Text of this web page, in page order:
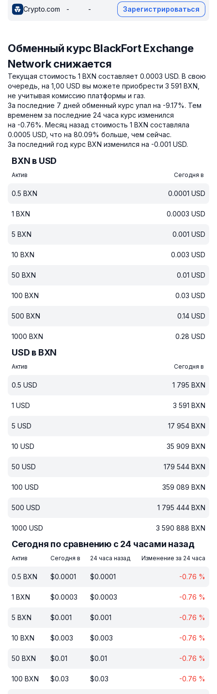
Crypto.com - - Зарегистрироваться
Обменный курс BlackFort Exchange
Network снижается
Текущая стоимость 1 BXN составляет 0.0003 USD. В свою
очередь, на 1,00 USD вы можете приобрести 3 591 BXN,
не учитывая комиссию платформы и газ.
За последние 7 дней обменный курс упал на -9.17%. Тем
временем за последние 24 часа курс изменился
на -0.76%. Месяц назад стоимость 1 BXN составляла
0.0005 USD, что на 80.09% больше, чем сейчас.
За последний год курс BXN изменился на -0.001 USD.
BXN в USD
Актив Сегодня в
0.5 BXN 0.0001 USD
1 BXN 0.0003 USD
5 BXN 0.001 USD
10 BXN 0.003 USD
50 BXN 0.01 USD
100 BXN 0.03 USD
500 BXN 0.14 USD
1000 BXN 0.28 USD
USD в BXN
Актив Сегодня в
0.5 USD 1 795 BXN
1 USD 3 591 BXN
5 USD 17 954 BXN
10 USD 35 909 BXN
50 USD 179 544 BXN
100 USD 359 089 BXN
500 USD 1 795 444 BXN
1000 USD 3 590 888 BXN
Сегодня по сравнению с 24 часами назад
Актив Сегодня в 24 часа назад Изменение за 24 часа
0.5 BXN $0.0001 $0.0001 -0.76 %
1 BXN $0.0003 $0.0003 -0.76 %
5 BXN $0.001 $0.001 -0.76 %
10 BXN $0.003 $0.003 -0.76 %
50 BXN $0.01 $0.01 -0.76 %
100 BXN $0.03 $0.03 -0.76 %